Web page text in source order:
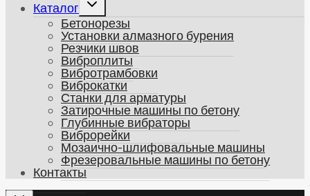
Каталог
дочернее
меню
Бетонорезы
Установки алмазного бурения
Резчики швов
Виброплиты
Вибротрамбовки
Виброкатки
Станки для арматуры
Затирочные машины по бетону
Глубинные вибраторы
Виброрейки
Мозаично-шлифовальные машины
Фрезеровальные машины по бетону
Контакты